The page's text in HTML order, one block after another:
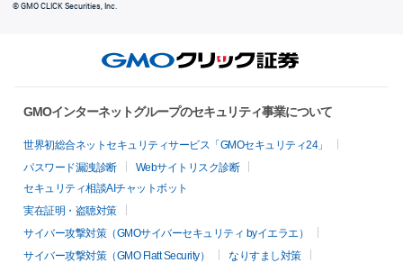
© GMO CLICK Securities, Inc.
GMOインターネットグループのセキュリティ事業について
世界初総合ネットセキュリティサービス「GMOセキュリティ24」
パスワード漏洩診断
Webサイトリスク診断
セキュリティ相談AIチャットボット
実在証明・盗聴対策
サイバー攻撃対策（GMOサイバーセキュリティ byイエラエ）
サイバー攻撃対策（GMO Flatt Security）
なりすまし対策